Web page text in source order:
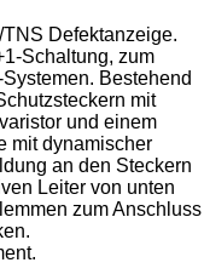
Defektanzeige.
Schaltung, zum
Bestehend
mit
und einem
mit dynamischer
an den Steckern
Leiter von unten
zum Anschluss